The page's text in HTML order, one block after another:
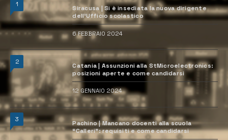
1
Siracusa | Si è insediata la nuova dirigente
dell’Ufficio scolastico
6 FEBBRAIO 2024
2
Catania | Assunzioni alla StMicroelectronics:
posizioni aperte e come candidarsi
12 GENNAIO 2024
3
Pachino | Mancano docenti alla scuola
“Calleri”: requisiti e come candidarsi